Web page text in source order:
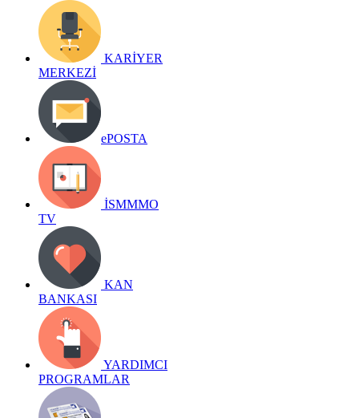
KARİYER
MERKEZİ
ePOSTA
İSMMMO
TV
KAN
BANKASI
YARDIMCI
PROGRAMLAR